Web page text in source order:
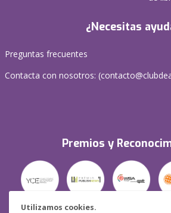
Utilizamos cookies.
¿Necesitas
Preguntas frecuentes
Contacta con nosotros: (
Premios y